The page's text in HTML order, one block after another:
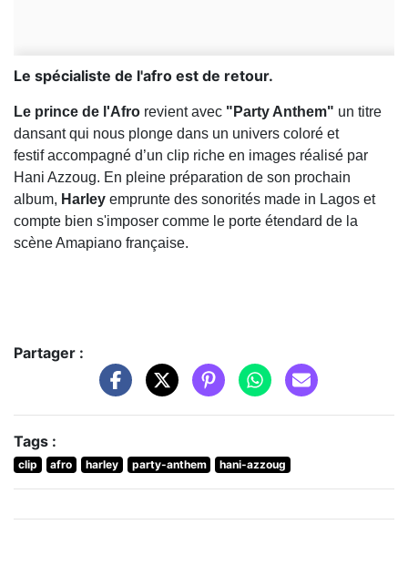
Le spécialiste de l'afro est de retour.
Le prince de l'Afro revient avec " Party Anthem" un titre
dansant qui nous plonge dans un univers coloré et
festif accompagné d’un clip riche en images réalisé par
Hani Azzoug. En pleine préparation de son prochain
album, Harley emprunte des sonorités made in Lagos et
compte bien s'imposer comme le porte étendard de la
scène Amapiano française.
Partager :
Tags :
clip afro harley party-anthem hani-azzoug